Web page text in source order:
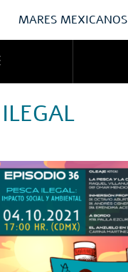
MARES MEXICANOS